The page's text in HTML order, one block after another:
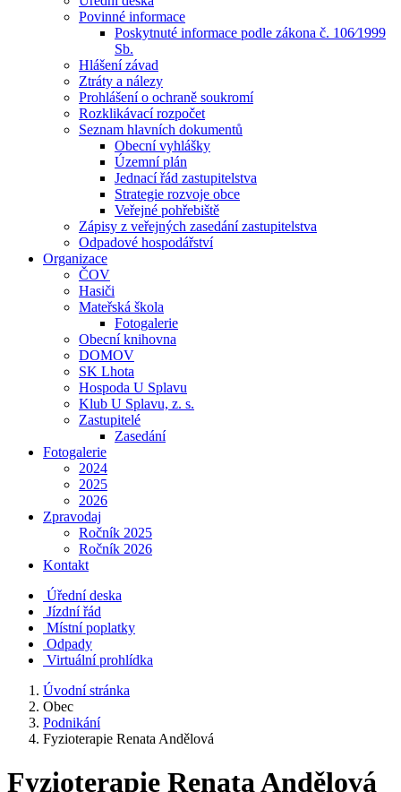
Povinné informace
Poskytnuté informace podle zákona č. 106⁄1999
Sb.
Hlášení závad
Ztráty a nálezy
Prohlášení o ochraně soukromí
Rozklikávací rozpočet
Seznam hlavních dokumentů
Obecní vyhlášky
Územní plán
Jednací řád zastupitelstva
Strategie rozvoje obce
Veřejné pohřebiště
Zápisy z veřejných zasedání zastupitelstva
Odpadové hospodářství
Organizace
ČOV
Hasiči
Mateřská škola
Fotogalerie
Obecní knihovna
DOMOV
SK Lhota
Hospoda U Splavu
Klub U Splavu, z. s.
Zastupitelé
Zasedání
Fotogalerie
2024
2025
2026
Zpravodaj
Ročník 2025
Ročník 2026
Kontakt
Úřední deska
Jízdní řád
Místní poplatky
Odpady
Virtuální prohlídka
Úvodní stránka
Obec
Podnikání
Fyzioterapie Renata Andělová
Fyzioterapie Renata Andělová